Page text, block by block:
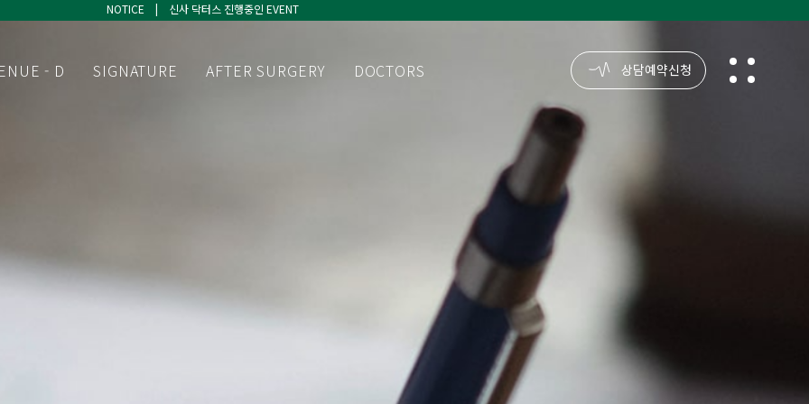
NOTICE | 신사 닥터스 진행중인 EVENT
- D SIGNATURE AFTER SURGERY DOCTORS reservation